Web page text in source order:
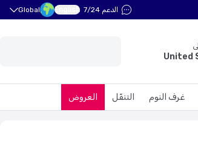
الدعم 7/24 English
Global
United
العروض التنقّل غرف النوم